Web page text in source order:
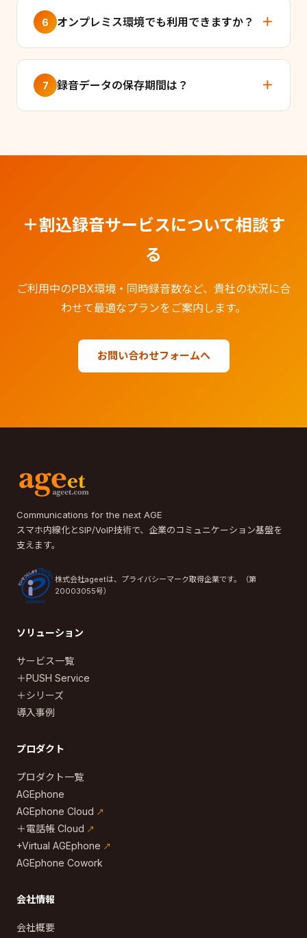
6 オンプレミス環境でも利用できますか？
7 録音データの保存期間は？
＋割込録音サービスについて相談す
る
ご利用中のPBX環境・同時録音数など、貴社の状況に合
わせて最適なプランをご案内します。
お問い合わせフォームへ
Communications for the next AGE
スマホ内線化とSIP/VoIP技術で、企業のコミュニケーション基盤を
支えます。
株式会社ageetは、プライバシーマーク取得企業です。（第
20003055号）
ソリューション
サービス一覧
＋PUSH Service
＋シリーズ
導入事例
プロダクト
プロダクト一覧
AGEphone
AGEphone Cloud
＋電話帳 Cloud
+Virtual AGEphone
AGEphone Cowork
会社情報
会社概要